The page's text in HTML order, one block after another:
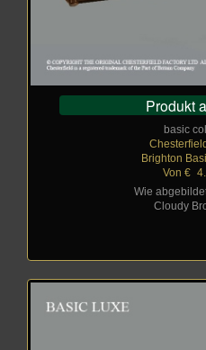
Produkt
basic
Brighton
Von €
Wie
Cloudy